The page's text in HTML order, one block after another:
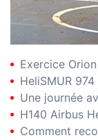
Exercice
HeliSMUR
Une journée
H140 Airbus
Comment